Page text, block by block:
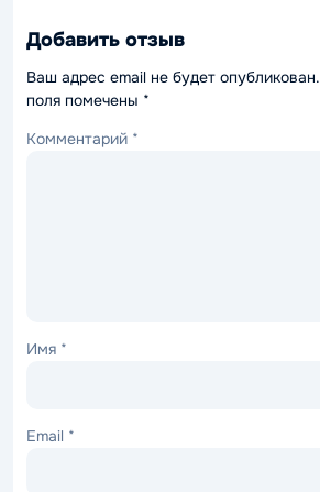
Добавить отзыв
Ваш адрес email не будет опубликован.
поля помечены *
Комментарий *
Имя *
Email *